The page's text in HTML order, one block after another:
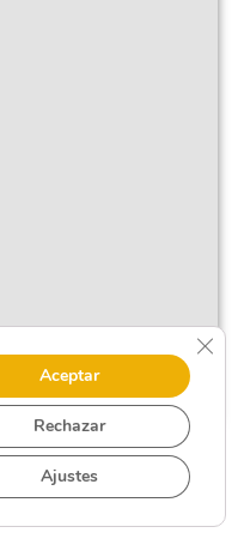
Aceptar
Rechazar
Ajustes